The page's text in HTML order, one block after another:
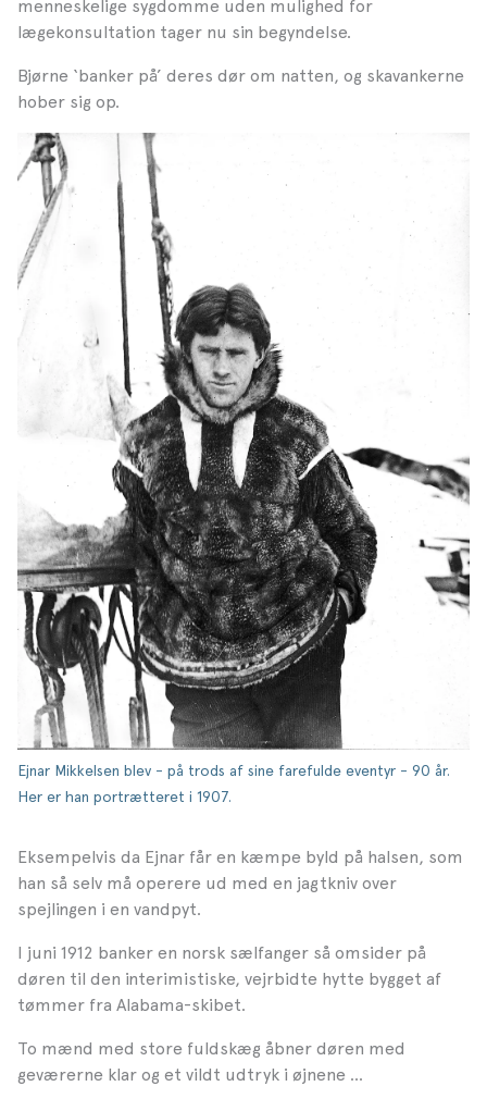
menneskelige sygdomme uden mulighed for
lægekonsultation tager nu sin begyndelse.
Bjørne ‘banker på’ deres dør om natten, og skavankerne
hober sig op.
Ejnar Mikkelsen blev - på trods af sine farefulde eventyr - 90 år.
Her er han portrætteret i 1907.
Eksempelvis da Ejnar får en kæmpe byld på halsen, som
han så selv må operere ud med en jagtkniv over
spejlingen i en vandpyt.
I juni 1912 banker en norsk sælfanger så omsider på
døren til den interimistiske, vejrbidte hytte bygget af
tømmer fra Alabama-skibet.
To mænd med store fuldskæg åbner døren med
geværerne klar og et vildt udtryk i øjnene ...